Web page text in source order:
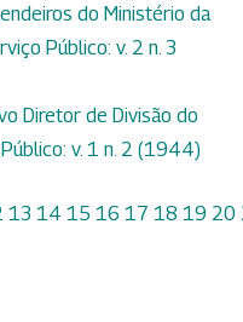
do Ministério da
Público: v. 2 n. 3
Diretor de Divisão do
v. 1 n. 2 (1944)
13 14 15 16 17 18 19 20